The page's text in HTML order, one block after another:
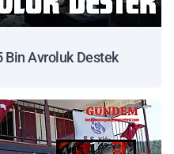
Avroluk Destek